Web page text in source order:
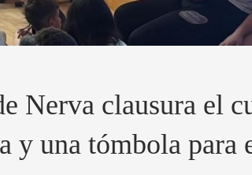
Nerva clausura el
y una tómbola para